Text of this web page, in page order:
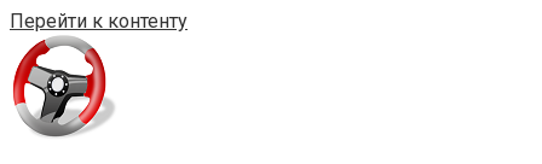
Перейти к контенту